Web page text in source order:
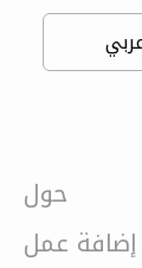
حول
إضافة عمل